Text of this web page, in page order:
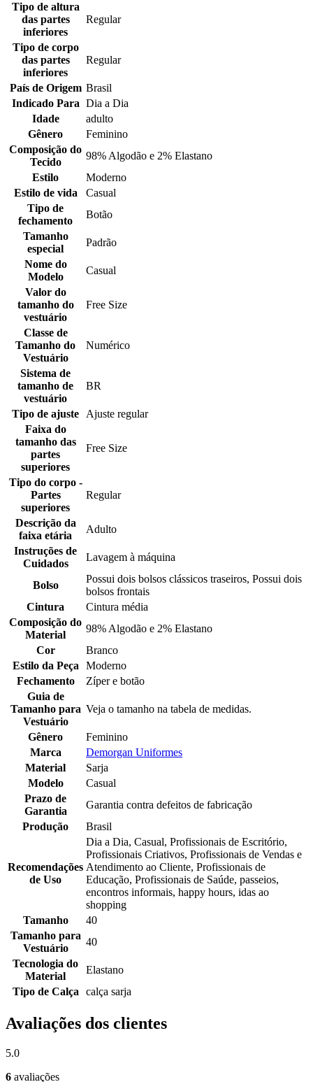
Tipo de altura
das partes
inferiores
Regular
Tipo de corpo
das partes
inferiores
Regular
País de Origem Brasil
Indicado Para Dia a Dia
Idade
adulto
Gênero
Feminino
Composição do
Tecido
98% Algodão e 2% Elastano
Estilo
Moderno
Estilo de vida
Casual
Tipo de
fechamento
Botão
Tamanho
especial
Padrão
Nome do
Modelo
Casual
Valor do
tamanho do
vestuário
Free Size
Classe de
Tamanho do
Vestuário
Numérico
Sistema de
tamanho de
vestuário
BR
Tipo de ajuste
Ajuste regular
Faixa do
tamanho das
partes
superiores
Free Size
Tipo do corpo -
Partes
superiores
Regular
Descrição da
faixa etária
Adulto
Instruções de
Cuidados
Lavagem à máquina
Bolso
Possui dois bolsos clássicos traseiros, Possui dois
bolsos frontais
Cintura
Cintura média
Composição do
Material
98% Algodão e 2% Elastano
Cor
Branco
Estilo da Peça
Moderno
Fechamento
Zíper e botão
Guia de
Tamanho para
Vestuário
Veja o tamanho na tabela de medidas.
Gênero
Feminino
Marca
Demorgan Uniformes
Material
Sarja
Modelo
Casual
Prazo de
Garantia
Garantia contra defeitos de fabricação
Produção
Brasil
Recomendações
de Uso
Dia a Dia, Casual, Profissionais de Escritório,
Profissionais Criativos, Profissionais de Vendas e
Atendimento ao Cliente, Profissionais de
Educação, Profissionais de Saúde, passeios,
encontros informais, happy hours, idas ao
shopping
Tamanho
40
Tamanho para
Vestuário
40
Tecnologia do
Material
Elastano
Tipo de Calça
calça sarja
Avaliações dos clientes
5.0
6 avaliações